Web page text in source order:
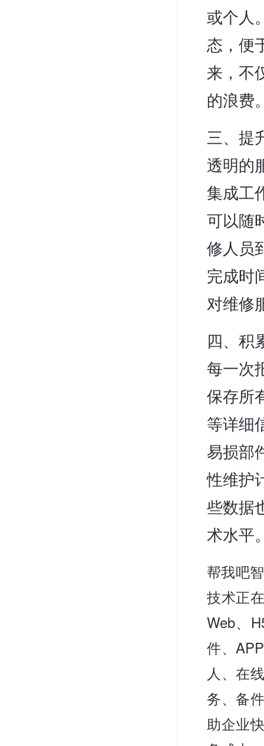
或个人
态，便
来，不
的浪费
三、提
透明的
集成工
可以随
修人员
完成时
对维修
四、积
每一次
保存所
等详细
易损部
性维护
些数据
术水平
帮我吧
技术正
Web、
件、
人、在
务、备
助企业